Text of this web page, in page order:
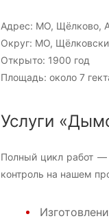
Адрес: МО, Щёлково,
Округ: МО,
Открыто: 1900 год
Площадь: около 7
Услуги
Полный цикл работ —
контроль на нашем